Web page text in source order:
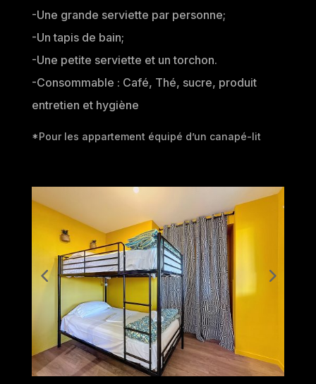
-Une grande serviette par personne;
-Un tapis de bain;
-Une petite serviette et un torchon.
-Consommable : Café, Thé, sucre, produit
entretien et hygiène
*Pour les appartement équipé d’un canapé-lit